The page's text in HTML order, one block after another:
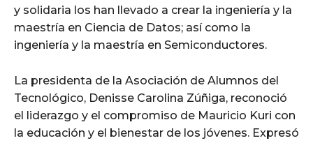
y solidaria los han llevado a crear la ingeniería y la
maestría en Ciencia de Datos; así como la
ingeniería y la maestría en Semiconductores.
La presidenta de la Asociación de Alumnos del
Tecnológico, Denisse Carolina Zúñiga, reconoció
el liderazgo y el compromiso de Mauricio Kuri con
la educación y el bienestar de los jóvenes. Expresó